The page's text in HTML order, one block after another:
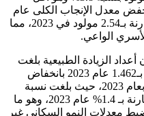
عام 2007، حيث انخفض معدل الإنجاب الكلى عام
2024 إلى 2.41 مولود لكل سيدة، مقارنة بـ2.54 مولود في 2023، مما
الواعي.
أعداد الزيادة الطبيعية بلغت
1.359 مليون خلال عام 2024 مقارنة بـ1.462 عام 2023 بانخفاض
قدره 103 آلاف، وبنسبة 7 % مقارنة بعام 2023، حيث بلغت نسبة
الزيادة الطبيعية 1.3% عام 2024، مقارنة بـ 1.4% عام 2023، وهو ما
معدلات النمو السكاني غير